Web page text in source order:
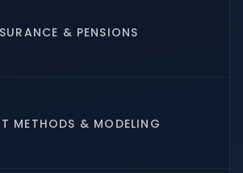
& PENSIONS
METHODS & MODELING